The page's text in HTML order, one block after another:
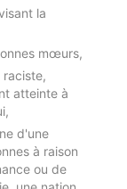
la
mœurs,
atteinte à
d'une
à raison
ou de